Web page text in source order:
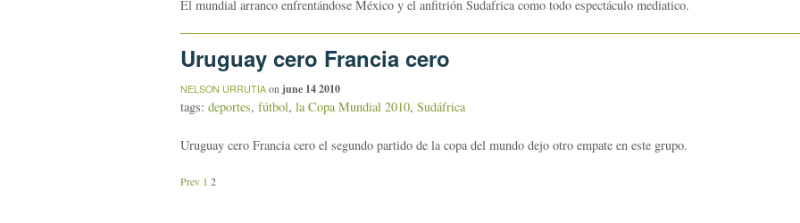
El mundial arranco enfrentándose México y el anfitrión Sudafrica como todo espectáculo mediatico.
Uruguay cero Francia cero
NELSON URRUTIA on june 14 2010
tags: deportes, fútbol, la Copa Mundial 2010, Sudáfrica
Uruguay cero Francia cero el segundo partido de la copa del mundo dejo otro empate en este grupo.
Prev 1 2